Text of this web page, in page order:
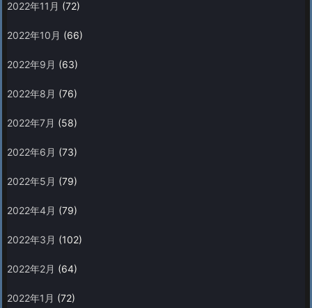
2022年11月 (72)
2022年10月 (66)
2022年9月 (63)
2022年8月 (76)
2022年7月 (58)
2022年6月 (73)
2022年5月 (79)
2022年4月 (79)
2022年3月 (102)
2022年2月 (64)
2022年1月 (72)